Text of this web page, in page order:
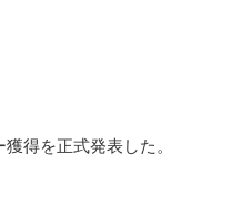
得を正式発表した。